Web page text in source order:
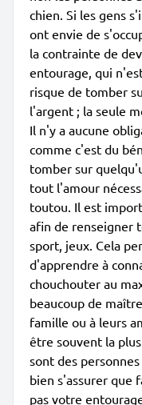
chien. Si les gens
ont envie de
la contrainte de
entourage, qui
risque de tomber
l'argent ; la seule
Il n'y a aucune
comme c'est du
tomber sur
tout l'amour
toutou. Il est
afin de renseigner
sport, jeux. Cela
d'apprendre à
chouchouter au
beaucoup de
famille ou à leurs
être souvent la
sont des
bien s'assurer que
pas votre